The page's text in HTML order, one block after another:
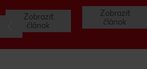
Zobraziť
článok
Zobraziť
článok